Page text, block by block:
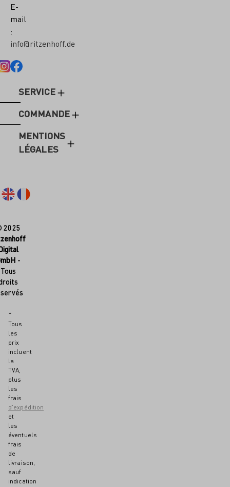
E-
mail
:
info@ritzenhoff.de
SERVICE
COMMANDE
MENTIONS
LÉGALES
2025
-
Tous
*
Tous
les
prix
incluent
la
TVA,
plus
les
frais
d'expédition
et
les
éventuels
frais
de
livraison,
sauf
indication